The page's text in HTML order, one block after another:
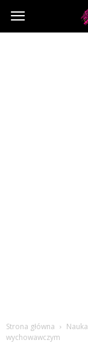
Copymedia.pl
Strona główna Nauka
wychowawczym